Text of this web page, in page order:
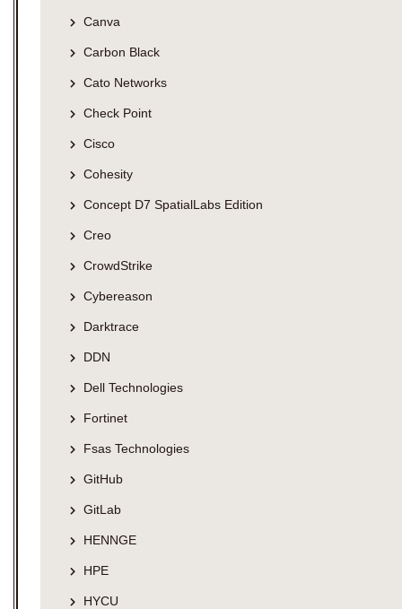
Canva
Carbon Black
Cato Networks
Check Point
Cisco
Cohesity
Concept D7 SpatialLabs Edition
Creo
CrowdStrike
Cybereason
Darktrace
DDN
Dell Technologies
Fortinet
Fsas Technologies
GitHub
GitLab
HENNGE
HPE
HYCU